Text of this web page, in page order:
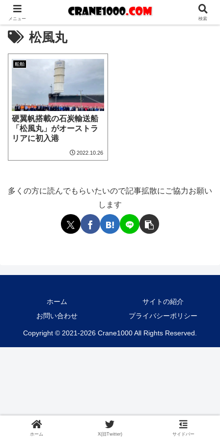
松風丸
船舶
硬翼帆搭載の石炭輸送船
「松風丸」がオーストラ
リアに初入港
2022.10.26
多くの方に読んでもらいたいので記事拡散にご協力お願い
します
ホーム
サイトの紹介
お問い合わせ
プライバシーポリシー
Copyright © 2021-2026 Crane1000 All Rights Reserved.
メニュー 検索
ホーム X(旧Twitter) サイドバー